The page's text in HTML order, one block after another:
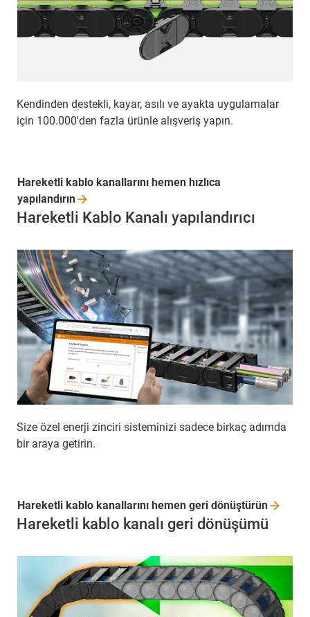
Kendinden destekli, kayar, asılı ve ayakta uygulamalar
için 100.000'den fazla ürünle alışveriş yapın.
Hareketli Kablo Kanalı yapılandırıcı
Size özel enerji zinciri sisteminizi sadece birkaç adımda
bir araya getirin.
Hareketli kablo kanallarını hemen hızlıca
yapılandırın
Hareketli kablo kanalı geri dönüşümü
Hareketli kablo kanallarını hemen geri dönüştürün